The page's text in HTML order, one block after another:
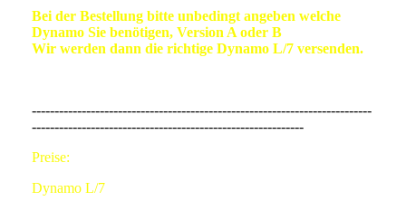
Bei der Bestellung bitte unbedingt angeben welche
Dynamo Sie benötigen, Version A oder B
Wir werden dann die richtige Dynamo L/7 versenden.
---------------------------------------------------------------------------
------------------------------------------------------------
Preise:
Dynamo L/7